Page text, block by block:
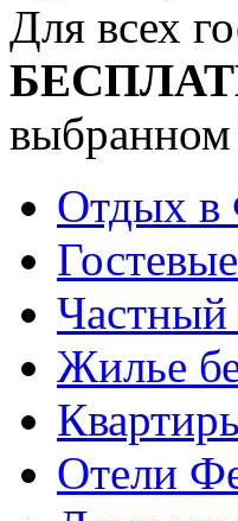
Для всех
Отдых в
Частный
Жилье
Отели